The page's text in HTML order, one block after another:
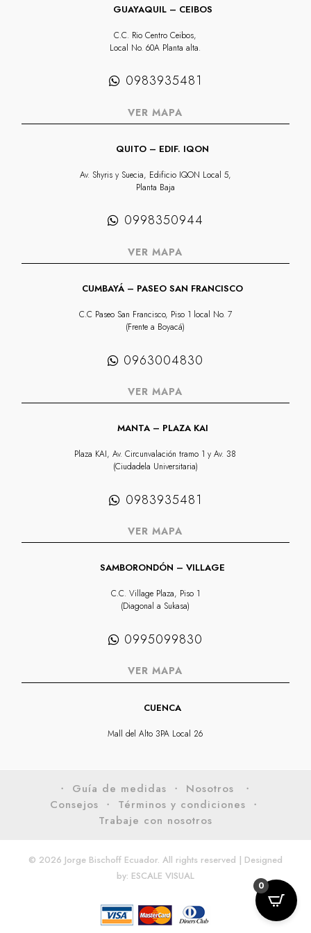
GUAYAQUIL – CEIBOS
C.C. Rio Centro Ceibos,
Local No. 60A Planta alta.
0983935481
VER MAPA
QUITO – EDIF. IQON
Av. Shyris y Suecia, Edificio IQON Local 5,
Planta Baja
0998350944
VER MAPA
CUMBAYÁ – PASEO SAN FRANCISCO
C.C Paseo San Francisco, Piso 1 local No. 7
(Frente a Boyacá)
0963004830
VER MAPA
MANTA – PLAZA KAI
Plaza KAI, Av. Circunvalación tramo 1 y Av. 38
(Ciudadela Universitaria)
0983935481
VER MAPA
SAMBORONDÓN – VILLAGE
C.C. Village Plaza, Piso 1
(Diagonal a Sukasa)
0995099830
VER MAPA
CUENCA
Mall del Alto 3PA Local 26
・ Guía de medidas ・ Nosotros
・
Consejos ・ Términos y condiciones ・
Trabaje con nosotros
© 2026 Jorge Bischoff Ecuador. All rights reserved | Designed
by: ESCALE VISUAL
0